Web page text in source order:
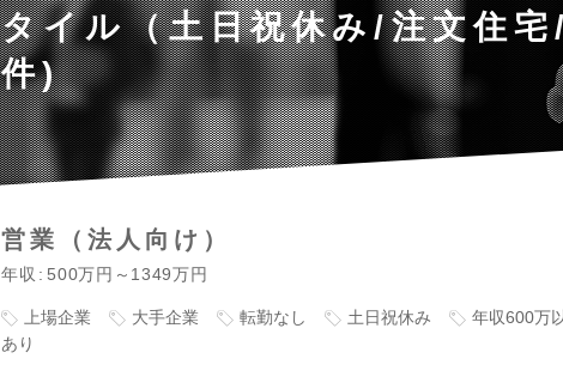
タイル（土日祝休み/注文住宅
件)
営業（法人向け）
年収 500万円～1349万円
上場企業 大手企業 転勤なし 土日祝休み 年収600万
あり